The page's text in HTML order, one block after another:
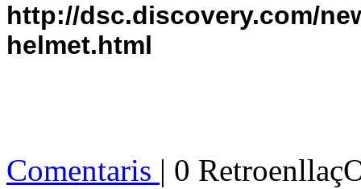
http://dsc.discovery.com/
helmet.html
Comentaris | 0